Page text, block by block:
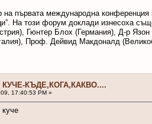
първата международна конференция
На този форум доклади изнесоха
Гюнтер Блох (Германия), Д-р
Проф. Дейвид Макдоналд
КЪДЕ,КОГА,КАКВО....
17:40:53 PM »
куче